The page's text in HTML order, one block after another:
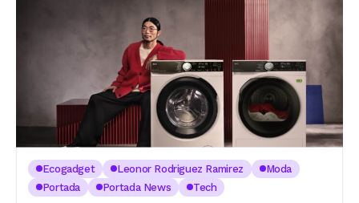
Ecogadget Leonor Rodriguez Ramirez
Moda
Portada
Portada News Tech